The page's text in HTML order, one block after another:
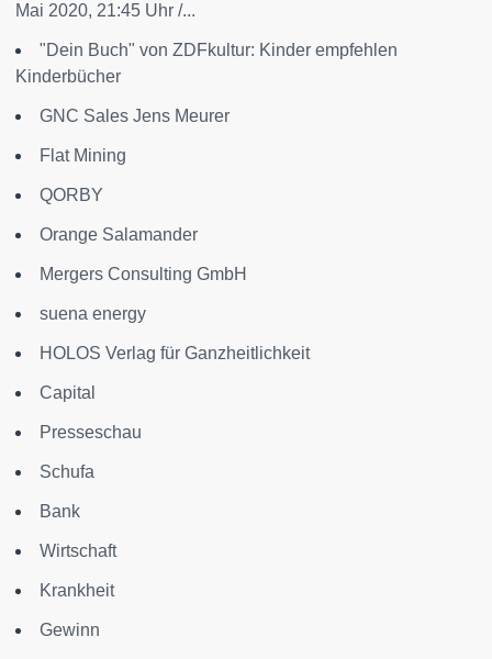
Mai 2020, 21:45 Uhr /...
"Dein Buch" von ZDFkultur: Kinder empfehlen
Kinderbücher
GNC Sales Jens Meurer
Flat Mining
QORBY
Orange Salamander
Mergers Consulting GmbH
suena energy
HOLOS Verlag für Ganzheitlichkeit
Capital
Presseschau
Schufa
Bank
Wirtschaft
Krankheit
Gewinn